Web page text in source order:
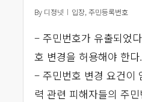
By 디정넷 입장,주민등록번호
– 주민번호가 유출되었
호 변경을 허용해야 한다.
– 주민번호 변경 요건이
력 관련 피해자들의 주